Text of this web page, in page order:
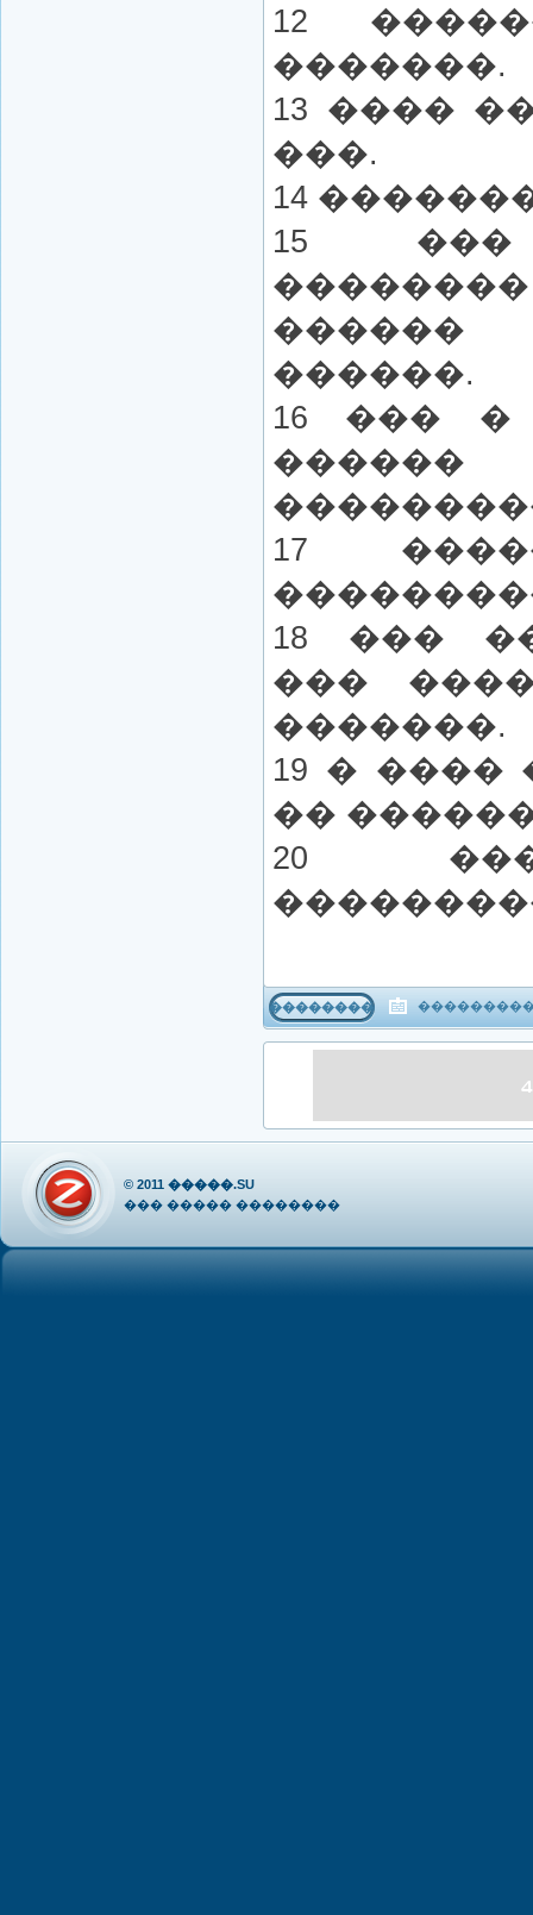
12
�������.
13 ����
���.
14
15 ���
������.
16 ��� �
������
17
18 ���
���
�������.
19 �
��
20
���������
© 2011 �����.SU
��� ����� ��������